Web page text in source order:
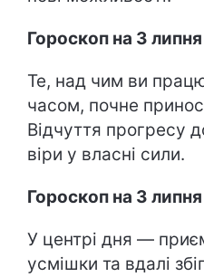
Гороскоп на 3
Те, над чим ви
часом, почне
Відчуття прогресу
віри у власні сили.
Гороскоп на 3
У центрі дня —
усмішки та вдалі